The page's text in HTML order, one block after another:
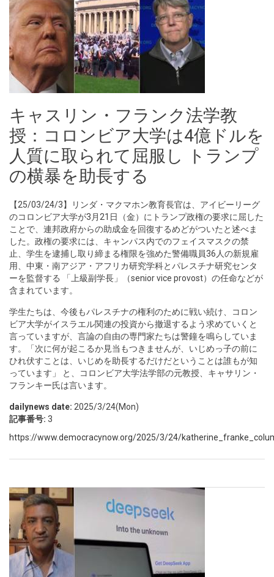
キャスリン・フランク法学教
授：コロンビア大学は4億ドルを
人質に取られて屈服し トランプ
の横暴を助長する
【25/03/24/3】リンダ・マクマホン教育長官は、アイビーリーグ
のコロンビア大学が3月21日（金）にトランプ政権の要求に屈した
ことで、連邦政府からの助成金を回復するめどがついたと述べま
した。政権の要求には、キャンパス内でのフェイスマスクの禁
止、学生を逮捕し取り締まる権限を強めた警備職員36人の新規雇
用、中東・南アジア・アフリカ研究学科とパレスチナ研究センタ
ーを監督する 「上級副学長」（senior vice provost）の任命などが
含まれています。
学生たちは、今後もパレスチナの権利のために戦い続け、コロン
ビア大学がイスラエル関連の投資から撤退するよう求めていくと
言っていますが、言論の自由の専門家たちは警鐘を鳴らしていま
す。「次に何が起こるか見当もつきませんが、いじめっ子の前に
ひれ伏すことは、いじめを助長するだけだということは誰もが知
っています」 と、コロンビア大学法学部の元教授、キャサリン・
フランキー氏は言います。
dailynews date: 2025/3/24(Mon)
記事番号: 3
https://www.democracynow.org/2025/3/24/